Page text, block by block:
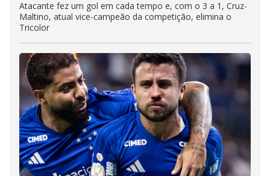
Atacante fez um gol em cada tempo e, com o 3 a 1, Cruz-
Maltino, atual vice-campeão da competição, elimina o
Tricolor